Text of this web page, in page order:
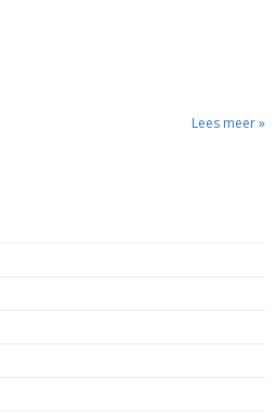
Lees meer »